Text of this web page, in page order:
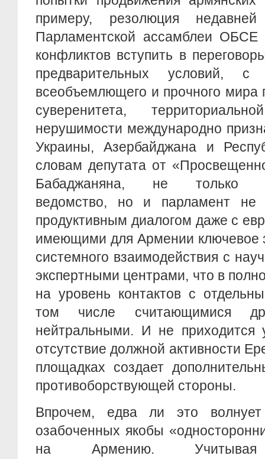
примеру, резолюция
Парламентской ассамблеи ОБСЕ
конфликтов вступить в
предварительных условий, с
всеобъемлющего и прочного мира
суверенитета,
нерушимости международно
Украины, Азербайджана и
словам депутата от
Бабаджаняна, не только
ведомство, но и парламент не
продуктивным диалогом даже с
имеющими для Армении ключевое
системного взаимодействия с
экспертными центрами, что в
на уровень контактов с
том числе считающимися
нейтральными. И не приходится
отсутствие должной активности
площадках создает
противоборствующей стороны.
Впрочем, едва ли это волнует
озабоченных якобы
на Армению. Учитывая